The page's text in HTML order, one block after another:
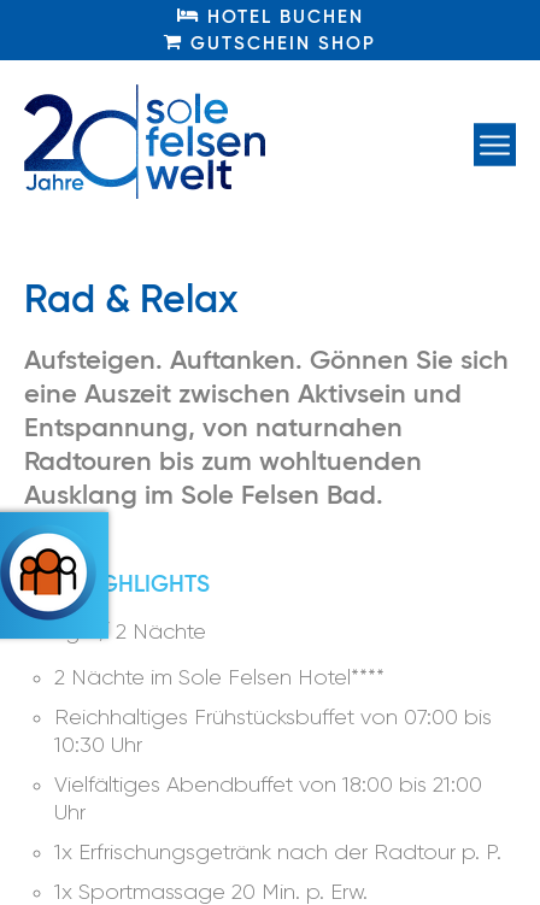
HOTEL BUCHEN
GUTSCHEIN SHOP
Rad & Relax
Aufsteigen. Auftanken. Gönnen Sie sich
eine Auszeit zwischen Aktivsein und
Entspannung, von naturnahen
Radtouren bis zum wohltuenden
Ausklang im Sole Felsen Bad.
IHRE HIGHLIGHTS
3 Tage / 2 Nächte
2 Nächte im Sole Felsen Hotel****
Reichhaltiges Frühstücksbuffet von 07:00 bis
10:30 Uhr
Vielfältiges Abendbuffet von 18:00 bis 21:00
Uhr
1x Erfrischungsgetränk nach der Radtour p. P.
1x Sportmassage 20 Min. p. Erw.
HOTEL BUCHEN
GUTSCHEIN SHOP